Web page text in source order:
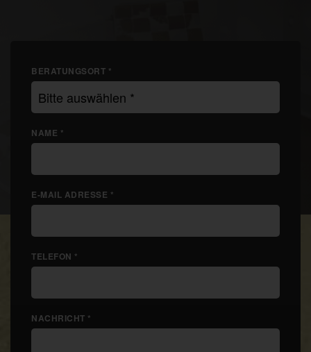
BERATUNGSORT *
NAME *
E-MAIL ADRESSE *
TELEFON *
NACHRICHT *